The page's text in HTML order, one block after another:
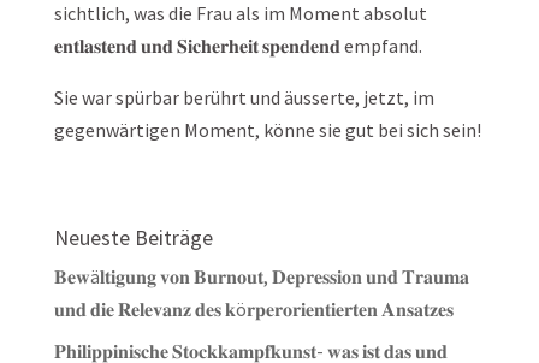
sichtlich, was die Frau als im Moment absolut
𝐞𝐧𝐭𝐥𝐚𝐬𝐭𝐞𝐧𝐝 𝐮𝐧𝐝 𝐒𝐢𝐜𝐡𝐞𝐫𝐡𝐞𝐢𝐭 𝐬𝐩𝐞𝐧𝐝𝐞𝐧𝐝 empfand.
Sie war spürbar berührt und äusserte, jetzt, im
gegenwärtigen Moment, könne sie gut bei sich sein!
Neueste Beiträge
𝐁𝐞𝐰ä𝐥𝐭𝐢𝐠𝐮𝐧𝐠 𝐯𝐨𝐧 𝐁𝐮𝐫𝐧𝐨𝐮𝐭, 𝐃𝐞𝐩𝐫𝐞𝐬𝐬𝐢𝐨𝐧 𝐮𝐧𝐝 𝐓𝐫𝐚𝐮𝐦𝐚
𝐮𝐧𝐝 𝐝𝐢𝐞 𝐑𝐞𝐥𝐞𝐯𝐚𝐧𝐳 𝐝𝐞𝐬 𝐤ö𝐫𝐩𝐞𝐫𝐨𝐫𝐢𝐞𝐧𝐭𝐢𝐞𝐫𝐭𝐞𝐧 𝐀𝐧𝐬𝐚𝐭𝐳𝐞𝐬
𝐏𝐡𝐢𝐥𝐢𝐩𝐩𝐢𝐧𝐢𝐬𝐜𝐡𝐞 𝐒𝐭𝐨𝐜𝐤𝐤𝐚𝐦𝐩𝐟𝐤𝐮𝐧𝐬𝐭- 𝐰𝐚𝐬 𝐢𝐬𝐭 𝐝𝐚𝐬 𝐮𝐧𝐝